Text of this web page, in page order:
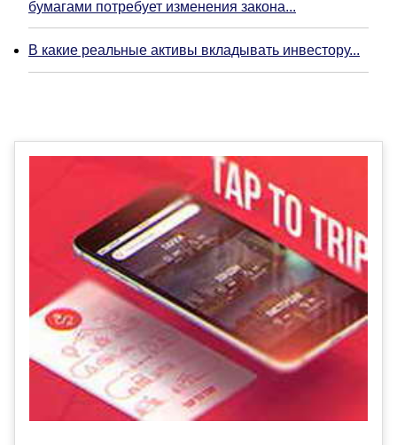
бумагами потребует изменения закона...
В какие реальные активы вкладывать инвестору...